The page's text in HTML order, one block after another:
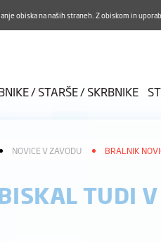
razvoj Pohvale in pritožbe
/ STARŠE / SKRBNIKE
NOVICE V ZAVODU BRALNIK
TUDI
obiska na naših straneh. Z obiskom in